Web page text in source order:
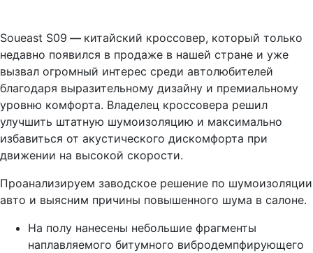
Soueast S09 — китайский кроссовер, который только
недавно появился в продаже в нашей стране и уже
вызвал огромный интерес среди автолюбителей
благодаря выразительному дизайну и премиальному
уровню комфорта. Владелец кроссовера решил
улучшить штатную шумоизоляцию и максимально
избавиться от акустического дискомфорта при
движении на высокой скорости.
Проанализируем заводское решение по шумоизоляции
авто и выясним причины повышенного шума в салоне.
На полу нанесены небольшие фрагменты
наплавляемого битумного вибродемпфирующего